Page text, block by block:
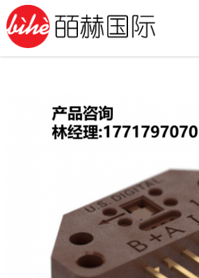
Skip
to
content
2026年4月29日
17717970703（微信同号）